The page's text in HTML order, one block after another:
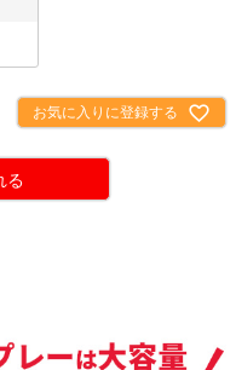
お気に入りに登録する
る